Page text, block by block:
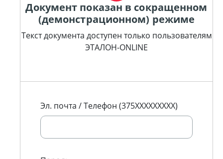
Документ показан в сокращенном
(демонстрационном) режиме
Текст документа доступен только пользователям
ЭТАЛОН-ONLINE
Эл. почта / Телефон (375XXXXXXXXX)